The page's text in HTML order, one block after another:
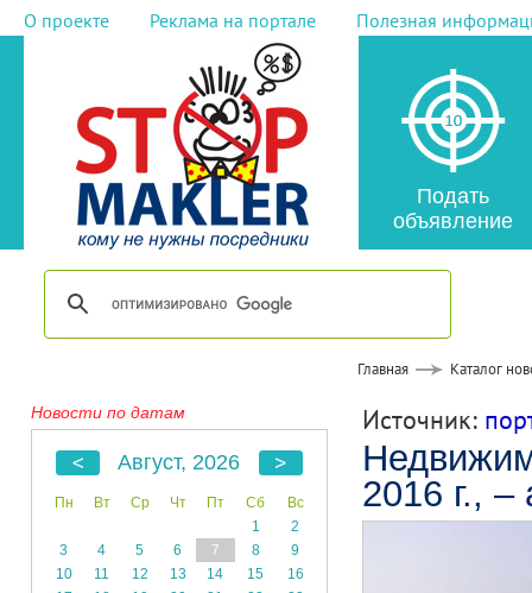
О проекте Реклама на портале Полезная
Подать
объявление
Главная Каталог
Новости по датам
Август, 2026
Пн Вт Ср Чт Пт Сб
Вс
1
2
3
4 5 6 7 8
9
10
11 12 13 14 15
16
Источник:
2016 г., –